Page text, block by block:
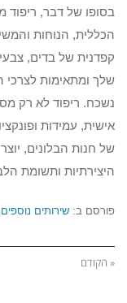
בסופו של דבר, ריפוד
הכללית, הנוחות
קפדנית של בדים,
שלך ומתאימות לצרכי
נשכח. ריפוד לא רק
אישית, עמידות
של חנות הבלונים,
היצירתיות ותשומת
פורסם ב: שירותים
« הקודם